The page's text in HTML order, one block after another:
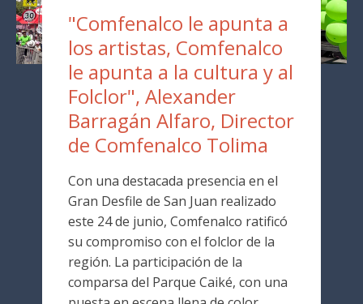
"Comfenalco le apunta a
los artistas, Comfenalco
le apunta a la cultura y al
Folclor", Alexander
Barragán Alfaro, Director
de Comfenalco Tolima
Con una destacada presencia en el
Gran Desfile de San Juan realizado
este 24 de junio, Comfenalco ratificó
su compromiso con el folclor de la
región. La participación de la
comparsa del Parque Caiké, con una